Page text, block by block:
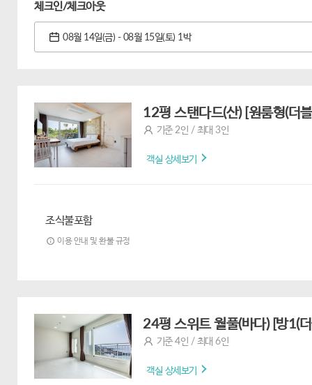
체크인/체크아웃
08월 14일(금) - 08월 15일(토) 1박
12평 스탠다드(산) [원룸형(더
기준 2인 / 최대 3인
객실 상세보기
조식불포함
이용 안내 및 환불 규정
24평 스위트 월풀(바다) [방1(
기준 4인 / 최대 6인
객실 상세보기